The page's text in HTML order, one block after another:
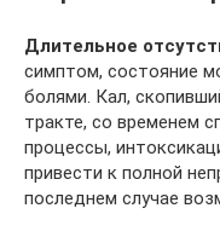
Длительное
симптом, состояние
болями. Кал,
тракте, со временем
процессы,
привести к полной
последнем случае